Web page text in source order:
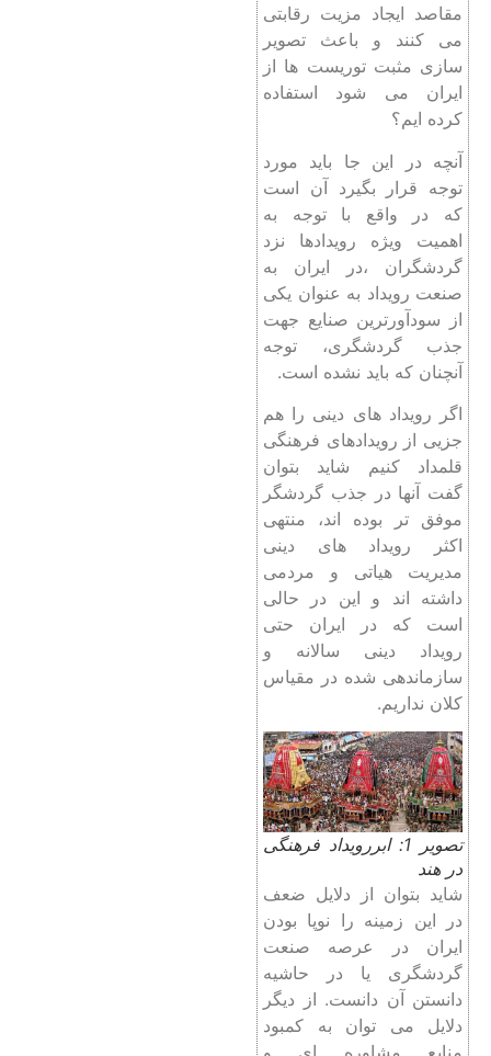
مقاصد ایجاد مزیت رقابتی
می کنند و باعث تصویر
سازی مثبت توریست ها از
ایران می شود استفاده
کرده ایم؟
آنچه در این جا باید مورد
توجه قرار بگیرد آن است
که در واقع با توجه به
اهمیت ویژه‌ رویدادها نزد
گردشگران ،در ایران به
صنعت رویداد به عنوان یکی
از سودآورترین صنایع جهت
جذب گردشگری، توجه
آنچنان که باید نشده است.
اگر رویداد های دینی را هم
جزیی از رویدادهای فرهنگی
قلمداد کنیم شاید بتوان
گفت آنها در جذب گردشگر
موفق تر بوده اند، منتهی
اکثر رویداد های دینی
مدیریت هیاتی و مردمی
داشته اند و این در حالی
است که در ایران حتی
رویداد دینی سالانه و
سازماندهی شده در مقیاس
کلان نداریم.
تصویر 1: ابررویداد فرهنگی
در هند
شاید بتوان از دلایل ضعف
در این زمینه را نوپا بودن
ایران در عرصه صنعت
گردشگری یا در حاشیه
دانستن آن دانست. از دیگر
دلایل می توان به کمبود